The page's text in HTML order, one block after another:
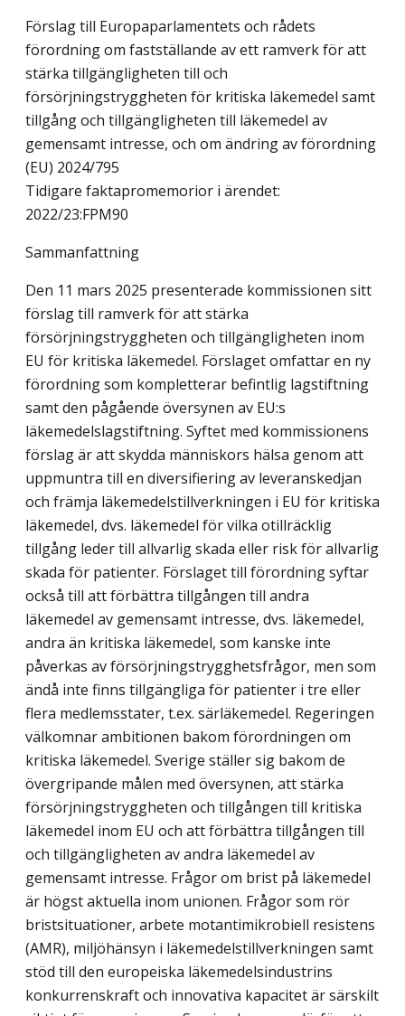
Förslag till Europaparlamentets och rådets
förordning om fastställande av ett ramverk för att
stärka tillgängligheten till och
försörjningstryggheten för kritiska läkemedel samt
tillgång och tillgängligheten till läkemedel av
gemensamt intresse, och om ändring av förordning
(EU) 2024/795
Tidigare faktapromemorior i ärendet:
2022/23:FPM90
Sammanfattning
Den 11 mars 2025 presenterade kommissionen sitt
förslag till ramverk för att stärka
försörjningstryggheten och tillgängligheten inom
EU för kritiska läkemedel. Förslaget omfattar en ny
förordning som kompletterar befintlig lagstiftning
samt den pågående översynen av EU:s
läkemedelslagstiftning. Syftet med kommissionens
förslag är att skydda människors hälsa genom att
uppmuntra till en diversifiering av leveranskedjan
och främja läkemedelstillverkningen i EU för kritiska
läkemedel, dvs. läkemedel för vilka otillräcklig
tillgång leder till allvarlig skada eller risk för allvarlig
skada för patienter. Förslaget till förordning syftar
också till att förbättra tillgången till andra
läkemedel av gemensamt intresse, dvs. läkemedel,
andra än kritiska läkemedel, som kanske inte
påverkas av försörjningstrygghetsfrågor, men som
ändå inte finns tillgängliga för patienter i tre eller
flera medlemsstater, t.ex. särläkemedel. Regeringen
välkomnar ambitionen bakom förordningen om
kritiska läkemedel. Sverige ställer sig bakom de
övergripande målen med översynen, att stärka
försörjningstryggheten och tillgången till kritiska
läkemedel inom EU och att förbättra tillgången till
och tillgängligheten av andra läkemedel av
gemensamt intresse. Frågor om brist på läkemedel
är högst aktuella inom unionen. Frågor som rör
bristsituationer, arbete motantimikrobiell resistens
(AMR), miljöhänsyn i läkemedelstillverkningen samt
stöd till den europeiska läkemedelsindustrins
konkurrenskraft och innovativa kapacitet är särskilt